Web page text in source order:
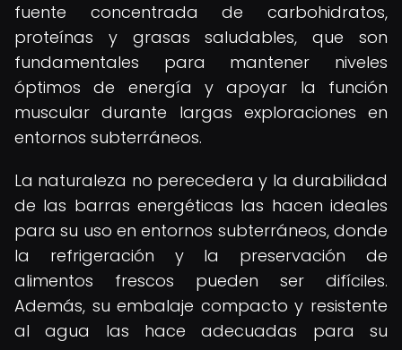
fuente concentrada de carbohidratos,
proteínas y grasas saludables, que son
fundamentales para mantener niveles
óptimos de energía y apoyar la función
muscular durante largas exploraciones en
entornos subterráneos.
La naturaleza no perecedera y la durabilidad
de las barras energéticas las hacen ideales
para su uso en entornos subterráneos, donde
la refrigeración y la preservación de
alimentos frescos pueden ser difíciles.
Además, su embalaje compacto y resistente
al agua las hace adecuadas para su